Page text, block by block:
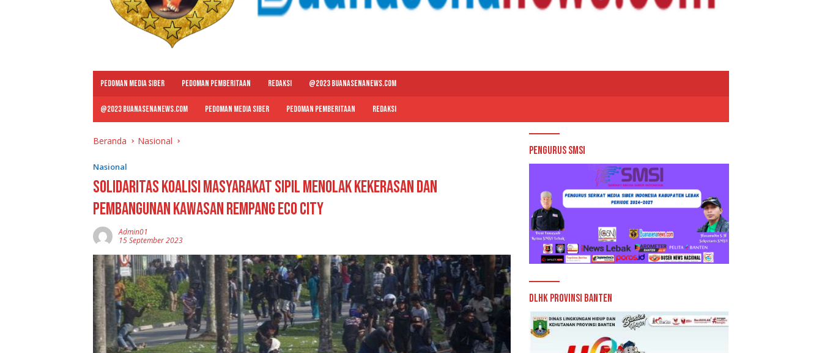
PEDOMAN MEDIA SIBER PEDOMAN PEMBERITAAN REDAKSI @2023 BUANASENANEWS.COM
@2023 BUANASENANEWS.COM PEDOMAN MEDIA SIBER PEDOMAN PEMBERITAAN REDAKSI
Beranda Nasional
Nasional
Solidaritas Koalisi Masyarakat Sipil Menolak Kekerasan dan
Pembangunan Kawasan Rempang Eco City
Admin01
15 September 2023
Pengurus SMSI
DLHK Provinsi Banten